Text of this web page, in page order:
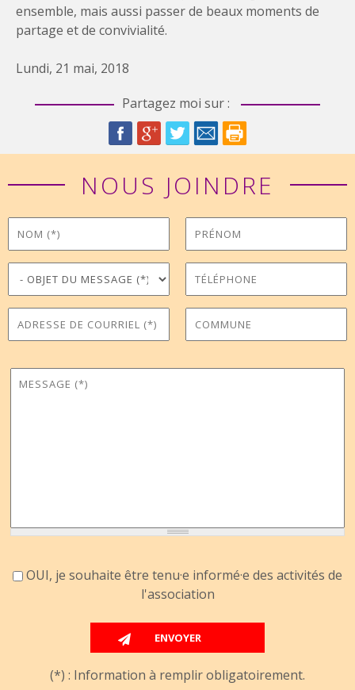
ensemble, mais aussi passer de beaux moments de
partage et de convivialité.
Lundi, 21 mai, 2018
Partagez moi sur :
NOUS JOINDRE
Nom*
Prénom
Objet du message *
Téléphone
Adresse de courriel*
Commune
Message*
Accord information
OUI, je souhaite être tenu·e informé·e des activités de
l'association
(*) : Information à remplir obligatoirement.